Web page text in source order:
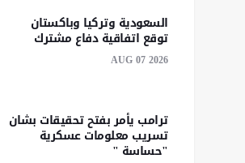
السعودية وتركيا وباكستان
توقع اتفاقية دفاع مشترك
AUG 07 2026
ترامب يأمر بفتح تحقيقات بشان
تسريب معلومات عسكرية
"حساسة "